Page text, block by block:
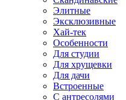
Элитные
Эксклюзивные
Хай-тек
Особенности
Для студии
Для хрущевки
Для дачи
Встроенные
С антресолями